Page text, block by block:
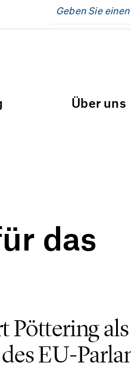
Über uns
das
Pöttering
EU-